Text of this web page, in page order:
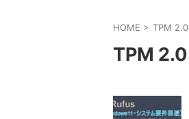
HOME > TPM 2.0
TPM 2.0